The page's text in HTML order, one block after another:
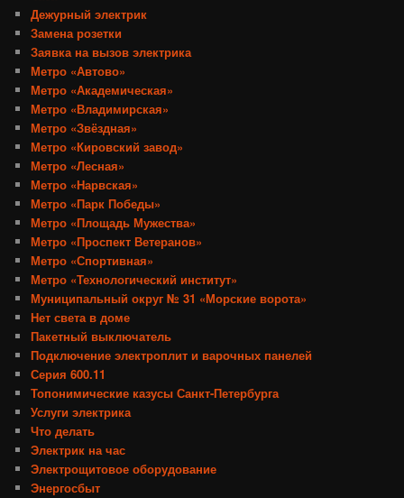
Дежурный электрик
Замена розетки
Заявка на вызов электрика
Метро «Автово»
Метро «Академическая»
Метро «Владимирская»
Метро «Звёздная»
Метро «Кировский завод»
Метро «Лесная»
Метро «Нарвская»
Метро «Парк Победы»
Метро «Площадь Мужества»
Метро «Проспект Ветеранов»
Метро «Спортивная»
Метро «Технологический институт»
Муниципальный округ № 31 «Морские ворота»
Нет света в доме
Пакетный выключатель
Подключение электроплит и варочных панелей
Серия 600.11
Топонимические казусы Санкт-Петербурга
Услуги электрика
Что делать
Электрик на час
Электрощитовое оборудование
Энергосбыт